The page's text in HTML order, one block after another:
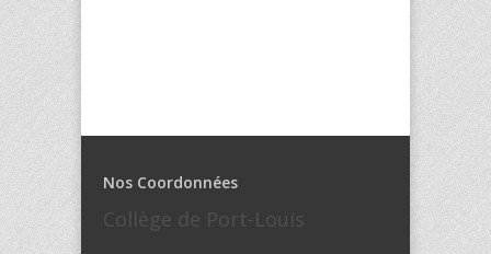
Nos Coordonnées
Collège de Port-Louis